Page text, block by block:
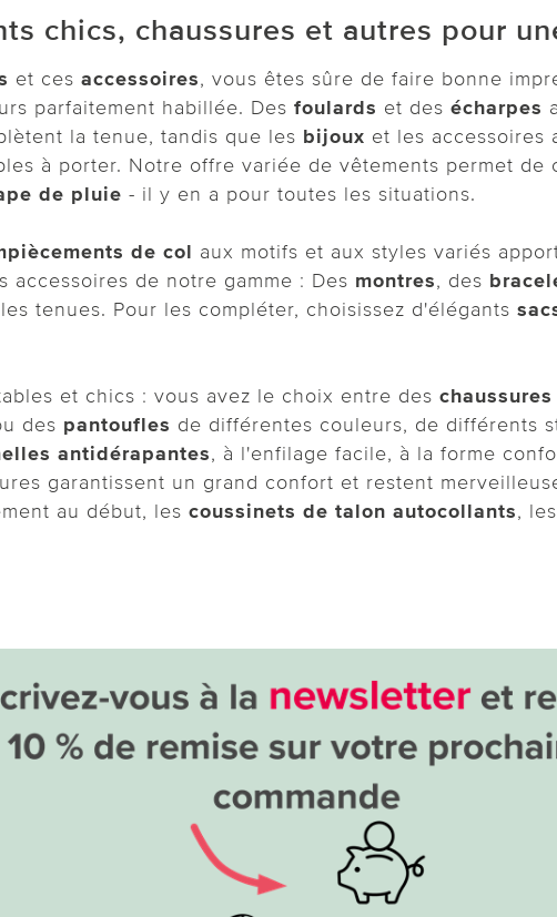
chics, chaussures et autres pour
et ces accessoires, vous êtes sûre de faire bonne
parfaitement habillée. Des foulards et des écharpes
la tenue, tandis que les bijoux et les accessoires
à porter. Notre offre variée de vêtements permet de
de pluie - il y en a pour toutes les situations.
de col aux motifs et aux styles variés
de notre gamme : Des montres, des
tenues. Pour les compléter, choisissez d'élégants
et chics : vous avez le choix entre des
des pantoufles de différentes couleurs, de différents
antidérapantes, à l'enfilage facile, à la forme
garantissent un grand confort et restent
au début, les coussinets de talon autocollants, les